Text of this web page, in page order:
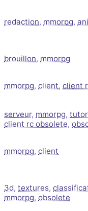
redaction, mmorpg,
brouillon, mmorpg
mmorpg, client, client
serveur, mmorpg,
client rc obsolete,
mmorpg, client
3d, textures,
mmorpg, obsolete